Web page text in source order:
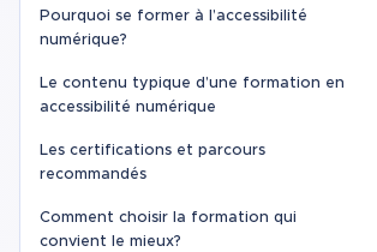
Pourquoi se former à l’accessibilité
numérique?
Le contenu typique d’une formation en
accessibilité numérique
Les certifications et parcours
recommandés
Comment choisir la formation qui
convient le mieux?